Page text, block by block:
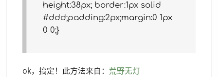
height:38px; border:1px solid
#ddd;padding:2px;margin:0 1px
0 0;}
ok，搞定！此方法来自： 荒野无灯